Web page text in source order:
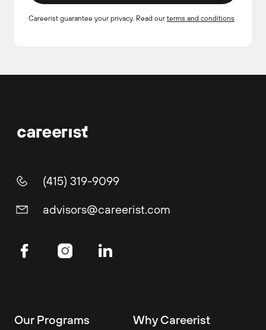
Careerist guarantee your privacy. Read our terms and conditions
(415) 319-9099
advisors@careerist.com
Our Programs Why Careerist